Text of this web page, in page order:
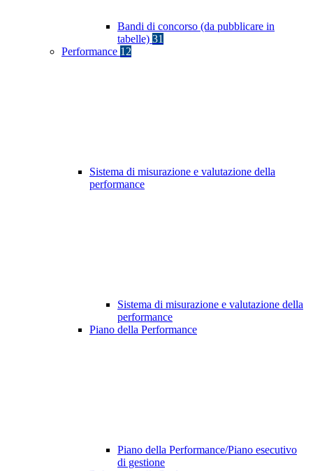
Bandi di concorso (da pubblicare in
tabelle) 31
Performance 12
Sistema di misurazione e valutazione della
performance
Sistema di misurazione e valutazione della
performance
Piano della Performance
Piano della Performance/Piano esecutivo
di gestione